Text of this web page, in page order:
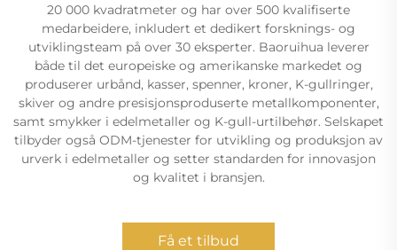
20 000 kvadratmeter og har over 500 kvalifiserte
medarbeidere, inkludert et dedikert forsknings- og
utviklingsteam på over 30 eksperter. Baoruihua leverer
både til det europeiske og amerikanske markedet og
produserer urbånd, kasser, spenner, kroner, K-gullringer,
skiver og andre presisjonsproduserte metallkomponenter,
samt smykker i edelmetaller og K-gull-urtilbehør. Selskapet
tilbyder også ODM-tjenester for utvikling og produksjon av
urverk i edelmetaller og setter standarden for innovasjon
og kvalitet i bransjen.
Få et tilbud